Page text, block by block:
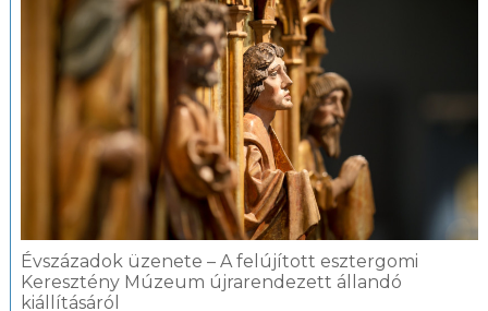
Évszázadok üzenete – A felújított esztergomi
Keresztény Múzeum újrarendezett állandó
kiállításáról